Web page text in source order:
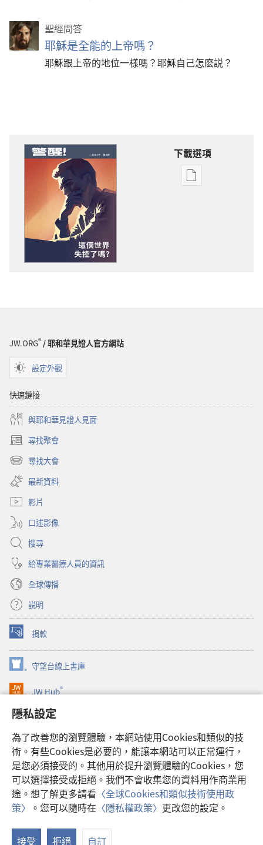
隱私設定
為了改善您的瀏覽體驗，本網站使用Cookies和類似的技
術。有些Cookies是必要的，能讓本網站可以正常運行，
是您必須接受的。其他用於提升瀏覽體驗的Cookies，您
可以選擇接受或拒絕。我們不會收集您的資料用作商業用
途。想了解更多請看 〈全球Cookies和類似技術使用政
策〉 。您可以隨時在 〈隱私權政策〉 更改您的設定。
接受 拒絕 自訂
聖經問答
耶穌是全能的上帝嗎？
耶穌跟上帝的地位一樣嗎？耶穌自己怎麽説？
下載選項
電
控
JW.ORG®/ 耶和華見證人官方網站
設定外觀
快速鏈接
與耶和華見證人見面
尋找聚會
（開
啟
新
視
窗）
尋找大會
（開
啟
新
視
最新資料
影片
口述影像
搜尋
給專業醫療人員的資訊
全球傳播
説明
捐款
（開
啟
新
視
窗）
守望台線上書庫
（開
啟
新
窗）
JW Hub®
（開
啟
新
視
窗）
JW Library®
Watchtower Library
Copyright© 2026 Watch Tower Bible and Tract Society of Pennsylvania.
使用條款 |隱私權政策| 隱私設定